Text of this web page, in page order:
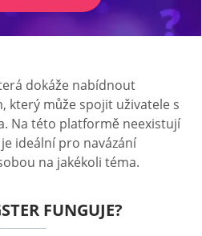
dokáže nabídnout
který může spojit uživatele s
Na této platformě neexistují
ideální pro navázání
na jakékoli téma.
FUNGUJE?